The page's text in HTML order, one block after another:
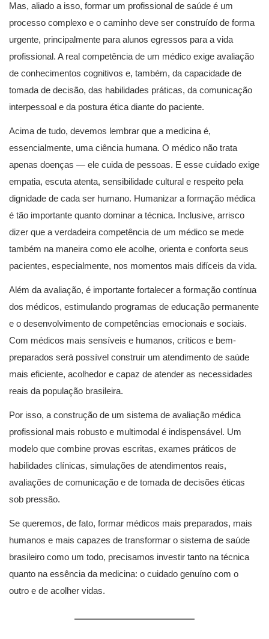
Mas, aliado a isso, formar um profissional de saúde é um
processo complexo e o caminho deve ser construído de forma
urgente, principalmente para alunos egressos para a vida
profissional. A real competência de um médico exige avaliação
de conhecimentos cognitivos e, também, da capacidade de
tomada de decisão, das habilidades práticas, da comunicação
interpessoal e da postura ética diante do paciente.
Acima de tudo, devemos lembrar que a medicina é,
essencialmente, uma ciência humana. O médico não trata
apenas doenças — ele cuida de pessoas. E esse cuidado exige
empatia, escuta atenta, sensibilidade cultural e respeito pela
dignidade de cada ser humano. Humanizar a formação médica
é tão importante quanto dominar a técnica. Inclusive, arrisco
dizer que a verdadeira competência de um médico se mede
também na maneira como ele acolhe, orienta e conforta seus
pacientes, especialmente, nos momentos mais difíceis da vida.
Além da avaliação, é importante fortalecer a formação contínua
dos médicos, estimulando programas de educação permanente
e o desenvolvimento de competências emocionais e sociais.
Com médicos mais sensíveis e humanos, críticos e bem-
preparados será possível construir um atendimento de saúde
mais eficiente, acolhedor e capaz de atender as necessidades
reais da população brasileira.
Por isso, a construção de um sistema de avaliação médica
profissional mais robusto e multimodal é indispensável. Um
modelo que combine provas escritas, exames práticos de
habilidades clínicas, simulações de atendimentos reais,
avaliações de comunicação e de tomada de decisões éticas
sob pressão.
Se queremos, de fato, formar médicos mais preparados, mais
humanos e mais capazes de transformar o sistema de saúde
brasileiro como um todo, precisamos investir tanto na técnica
quanto na essência da medicina: o cuidado genuíno com o
outro e de acolher vidas.